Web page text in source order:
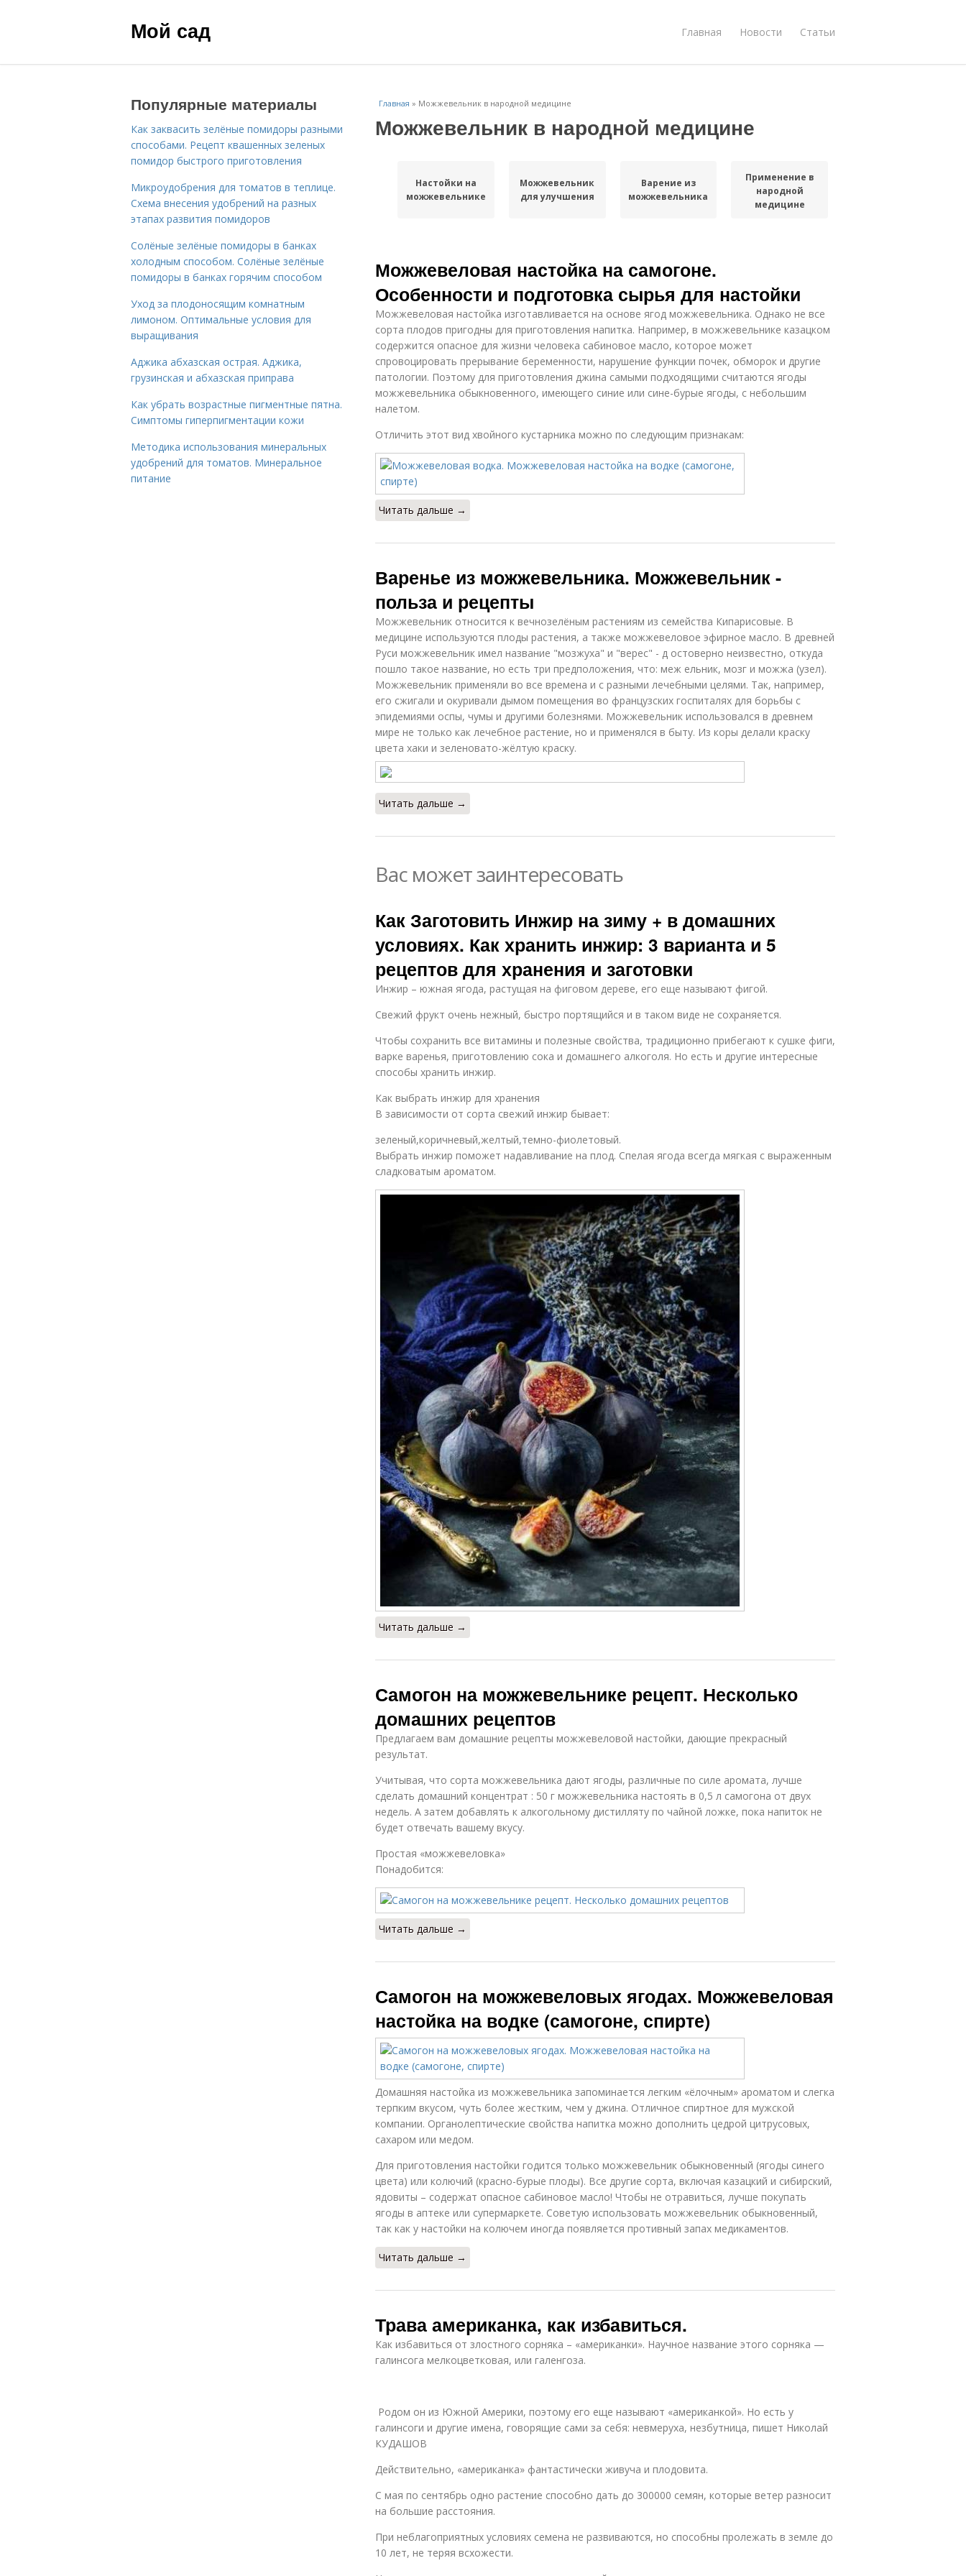
Мой сад Главная Новости Статьи
Главная » Можжевельник в народной медицине
Можжевельник в народной медицине
Настойки на
можжевельнике
Можжевельник
для улучшения
Варение из
можжевельника
Применение в
народной
медицине
Можжевеловая настойка на самогоне.
Особенности и подготовка сырья для настойки
Можжевеловая настойка изготавливается на основе ягод можжевельника. Однако не все
сорта плодов пригодны для приготовления напитка. Например, в можжевельнике казацком
содержится опасное для жизни человека сабиновое масло, которое может
спровоцировать прерывание беременности, нарушение функции почек, обморок и другие
патологии. Поэтому для приготовления джина самыми подходящими считаются ягоды
можжевельника обыкновенного, имеющего синие или сине-бурые ягоды, с небольшим
налетом.
Отличить этот вид хвойного кустарника можно по следующим признакам:
Читать дальше →
Варенье из можжевельника. Можжевельник -
польза и рецепты
Можжевельник относится к вечнозелёным растениям из семейства Кипарисовые. В
медицине используются плоды растения, а также можжевеловое эфирное масло. В древней
Руси можжевельник имел название "мозжуха" и "верес" - д остоверно неизвестно, откуда
пошло такое название, но есть три предположения, что: меж ельник, мозг и можжа (узел).
Можжевельник применяли во все времена и с разными лечебными целями. Так, например,
его сжигали и окуривали дымом помещения во французских госпиталях для борьбы с
эпидемиями оспы, чумы и другими болезнями. Можжевельник использовался в древнем
мире не только как лечебное растение, но и применялся в быту. Из коры делали краску
цвета хаки и зеленовато-жёлтую краску.
Читать дальше →
Вас может заинтересовать
Как Заготовить Инжир на зиму + в домашних
условиях. Как хранить инжир: 3 варианта и 5
рецептов для хранения и заготовки
Инжир – южная ягода, растущая на фиговом дереве, его еще называют фигой.
Свежий фрукт очень нежный, быстро портящийся и в таком виде не сохраняется.
Чтобы сохранить все витамины и полезные свойства, традиционно прибегают к сушке фиги,
варке варенья, приготовлению сока и домашнего алкоголя. Но есть и другие интересные
способы хранить инжир.
Как выбрать инжир для хранения
В зависимости от сорта свежий инжир бывает:
зеленый,коричневый,желтый,темно-фиолетовый.
Выбрать инжир поможет надавливание на плод. Спелая ягода всегда мягкая с выраженным
сладковатым ароматом.
Читать дальше →
Самогон на можжевельнике рецепт. Несколько
домашних рецептов
Предлагаем вам домашние рецепты можжевеловой настойки, дающие прекрасный
результат.
Учитывая, что сорта можжевельника дают ягоды, различные по силе аромата, лучше
сделать домашний концентрат : 50 г можжевельника настоять в 0,5 л самогона от двух
недель. А затем добавлять к алкогольному дистилляту по чайной ложке, пока напиток не
будет отвечать вашему вкусу.
Простая «можжевеловка»
Понадобится:
Читать дальше →
Самогон на можжевеловых ягодах. Можжевеловая
настойка на водке (самогоне, спирте)
Домашняя настойка из можжевельника запоминается легким «ёлочным» ароматом и слегка
терпким вкусом, чуть более жестким, чем у джина. Отличное спиртное для мужской
компании. Органолептические свойства напитка можно дополнить цедрой цитрусовых,
сахаром или медом.
Для приготовления настойки годится только можжевельник обыкновенный (ягоды синего
цвета) или колючий (красно-бурые плоды). Все другие сорта, включая казацкий и сибирский,
ядовиты – содержат опасное сабиновое масло! Чтобы не отравиться, лучше покупать
ягоды в аптеке или супермаркете. Советую использовать можжевельник обыкновенный,
так как у настойки на колючем иногда появляется противный запах медикаментов.
Читать дальше →
Трава американка, как избавиться.
Как избавиться от злостного сорняка – «американки». Научное название этого сорняка —
галинсога мелкоцветковая, или галенгоза.
Родом он из Южной Америки, поэтому его еще называют «американкой». Но есть у
галинсоги и другие имена, говорящие сами за себя: невмеруха, незбутница, пишет Николай
КУДАШОВ
Действительно, «американка» фантастически живуча и плодовита.
С мая по сентябрь одно растение способно дать до 300000 семян, которые ветер разносит
на большие расстояния.
При неблагоприятных условиях семена не развиваются, но способны пролежать в земле до
10 лет, не теряя всхожести.
Популярные материалы
Как заквасить зелёные помидоры разными
способами. Рецепт квашенных зеленых
помидор быстрого приготовления
Микроудобрения для томатов в теплице.
Схема внесения удобрений на разных
этапах развития помидоров
Солёные зелёные помидоры в банках
холодным способом. Солёные зелёные
помидоры в банках горячим способом
Уход за плодоносящим комнатным
лимоном. Оптимальные условия для
выращивания
Аджика абхазская острая. Аджика,
грузинская и абхазская приправа
Как убрать возрастные пигментные пятна.
Симптомы гиперпигментации кожи
Методика использования минеральных
удобрений для томатов. Минеральное
питание